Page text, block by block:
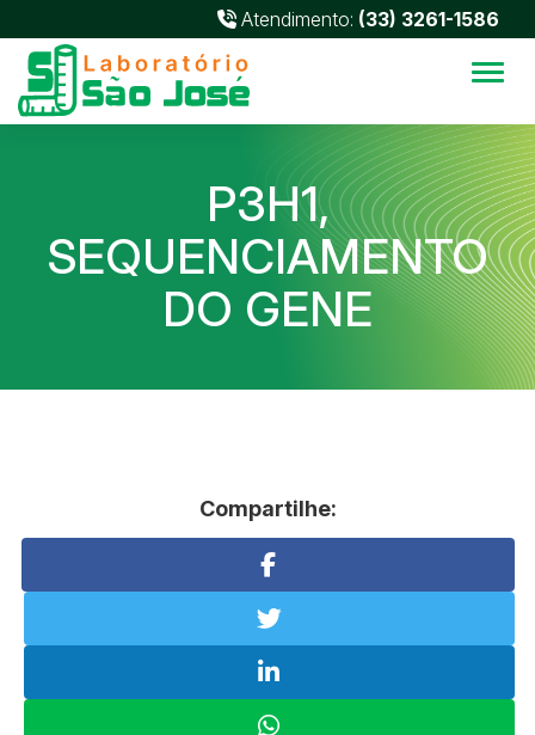
Atendimento: (33) 3261-1586
P3H1,
SEQUENCIAMENTO
DO GENE
Compartilhe: